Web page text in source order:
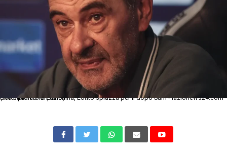
Uno straniero in panchina, Lotito spiazza per il dopo Sarri - lazionews24.com (foto: profilo IG Lazio)